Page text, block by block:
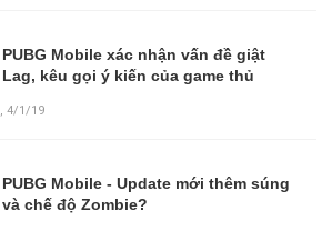
PUBG Mobile xác nhận vấn đề giật
Lag, kêu gọi ý kiến của game thủ
,4/1/19
PUBG Mobile - Update mới thêm súng
và chế độ Zombie?